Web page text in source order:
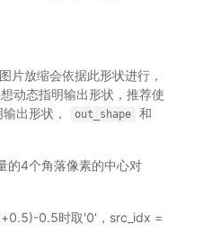
片放缩会依据此形状进行，
动态指明输出形状，推荐使
出形状， out_shape 和
的4个角落像素的中心对
0.5时取'0'，src_idx =